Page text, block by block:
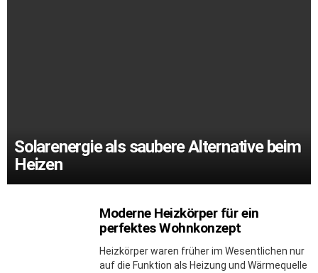
Solarenergie als saubere Alternative beim
Heizen
Moderne Heizkörper für ein
perfektes Wohnkonzept
Heizkörper waren früher im Wesentlichen nur
auf die Funktion als Heizung und Wärmequelle